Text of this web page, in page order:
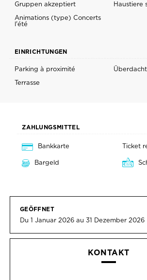
Gruppen akzeptiert
Haustiere
Animations (type) Concerts
l'été
EINRICHTUNGEN
Parking à proximité
Terrasse
ZAHLUNGSMITTEL
Bankkarte
Ticket
Bargeld
GEÖFFNET
Du 1 Januar 2026 au 31 Dezember 2026
KONTAKT